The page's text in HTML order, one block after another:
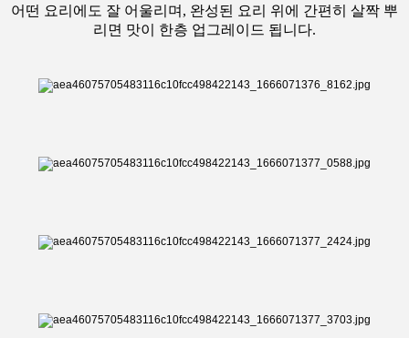
어떤 요리에도 잘 어울리며, 완성된 요리 위에 간편히 살짝 뿌
리면 맛이 한층 업그레이드 됩니다.